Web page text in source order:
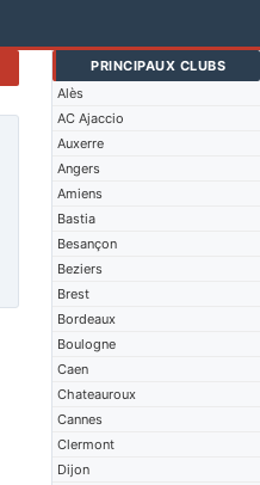
PRINCIPAUX CLUBS
Alès
AC Ajaccio
Auxerre
Angers
Amiens
Bastia
Besançon
Beziers
Brest
Bordeaux
Boulogne
Caen
Chateauroux
Cannes
Clermont
Dijon